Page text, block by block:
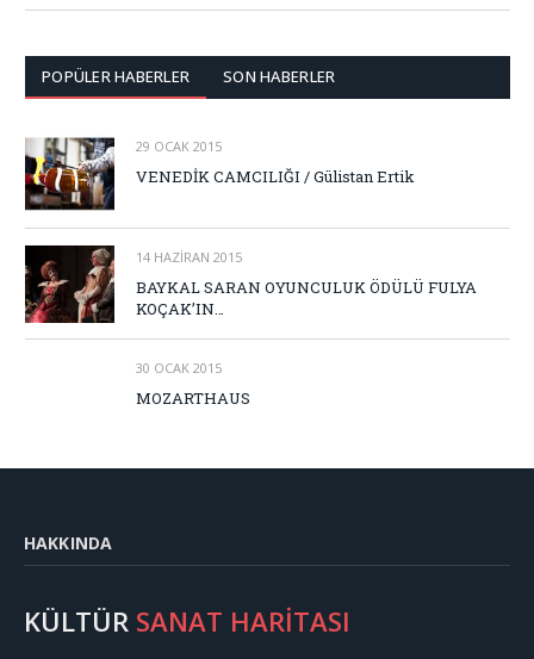
POPÜLER HABERLER SON HABERLER
29 OCAK 2015
VENEDİK CAMCILIĞI / Gülistan Ertik
14 HAZIRAN 2015
BAYKAL SARAN OYUNCULUK ÖDÜLÜ FULYA
KOÇAK’IN…
30 OCAK 2015
MOZARTHAUS
HAKKINDA
KÜLTÜR SANAT HARİTASI